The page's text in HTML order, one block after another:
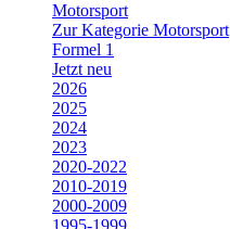
Motorsport
Zur Kategorie Motorsport
Formel 1
Jetzt neu
2026
2025
2024
2023
2020-2022
2010-2019
2000-2009
1995-1999